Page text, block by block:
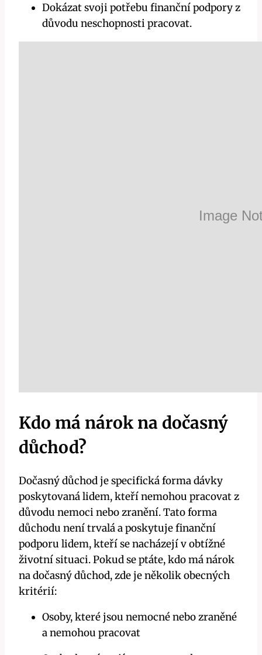
Dokázat svoji potřebu finanční podpory z
důvodu neschopnosti pracovat.
Kdo má nárok na dočasný
důchod?
Dočasný důchod je specifická forma dávky
poskytovaná lidem, kteří nemohou pracovat z
důvodu nemoci nebo zranění. Tato forma
důchodu není trvalá a poskytuje finanční
podporu lidem, kteří se nacházejí v obtížné
životní situaci. Pokud se ptáte, kdo má nárok
na dočasný důchod, zde je několik obecných
kritérií:
Osoby, které jsou nemocné nebo zraněné
a nemohou pracovat